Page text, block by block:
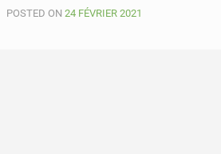
POSTED ON 24 FÉVRIER 2021